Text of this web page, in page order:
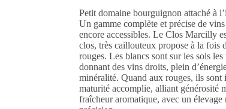
Petit domaine bourguignon attaché à
Un gamme complète et précise de
encore accessibles. Le Clos Marcilly
clos, très caillouteux propose à la fois
rouges. Les blancs sont sur les sols
donnant des vins droits, plein
minéralité. Quand aux rouges, ils sont
maturité accomplie, alliant générosité
fraîcheur aromatique, avec un élevage